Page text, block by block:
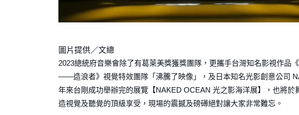
圖片提供／文總
2023總統府音樂會除了有葛萊美獎獲獎團隊，更攜手台灣知名影視作品
——造浪者》視覺特效團隊「沸騰了映像」，及日本知名光影創意公司
年來台剛成功舉辦完的展覽【NAKED OCEAN 光之影海洋展】，也將
造視覺及聽覺的頂級享受，現場的震撼及磅礡絕對讓大家非常難忘。